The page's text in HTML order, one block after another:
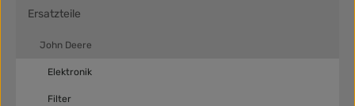
Ersatzteile
John Deere
Elektronik
Filter